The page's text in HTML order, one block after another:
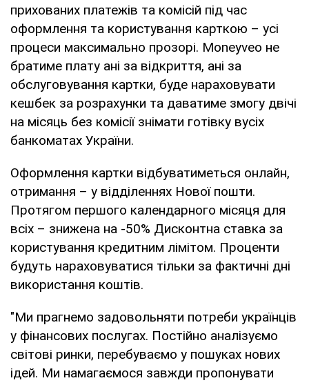
прихованих платежів та комісій під час
оформлення та користування карткою – усі
процеси максимально прозорі. Moneyveo не
братиме плату ані за відкриття, ані за
обслуговування картки, буде нараховувати
кешбек за розрахунки та даватиме змогу двічі
на місяць без комісії знімати готівку вусіх
банкоматах України.
Оформлення картки відбуватиметься онлайн,
отримання – у відділеннях Нової пошти.
Протягом першого календарного місяця для
всіх – знижена на -50% Дисконтна ставка за
користування кредитним лімітом. Проценти
будуть нараховуватися тільки за фактичні дні
використання коштів.
"Ми прагнемо задовольняти потреби українців
у фінансових послугах. Постійно аналізуємо
світові ринки, перебуваємо у пошуках нових
ідей. Ми намагаємося завжди пропонувати